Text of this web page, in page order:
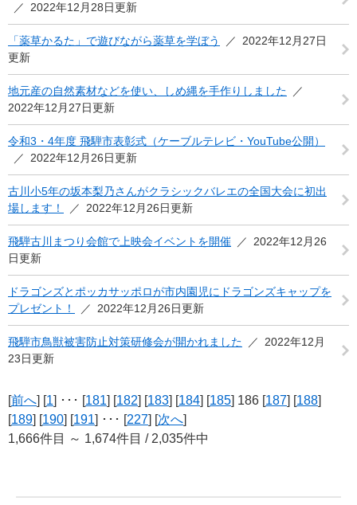
2022年12月28日更新
「薬草かるた」で遊びながら薬草を学ぼう
2022年12月27日
更新
地元産の自然素材などを使い、しめ縄を手作りしました
2022年12月27日更新
令和3・4年度 飛騨市表彰式（ケーブルテレビ・YouTube公開）
2022年12月26日更新
古川小5年の坂本梨乃さんがクラシックバレエの全国大会に初出
場します！
2022年12月26日更新
飛騨古川まつり会館で上映会イベントを開催
2022年12月26
日更新
ドラゴンズとポッカサッポロが市内園児にドラゴンズキャップを
プレゼント！
2022年12月26日更新
飛騨市鳥獣被害防止対策研修会が開かれました
2022年12月
23日更新
[前へ] [1] ･･･ [181] [182] [183] [184] [185] 186 [187] [188]
[189] [190] [191] ･･･ [227] [次へ]
1,666件目 ～ 1,674件目 / 2,035件中